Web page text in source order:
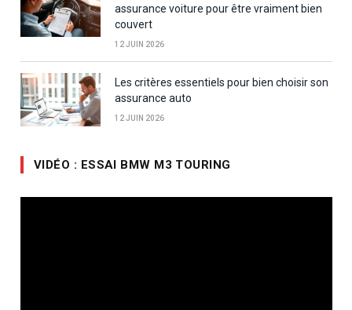
assurance voiture pour être vraiment bien
couvert
12 JUIN 2026
Les critères essentiels pour bien choisir son
assurance auto
12 JUIN 2026
VIDÉO : ESSAI BMW M3 TOURING